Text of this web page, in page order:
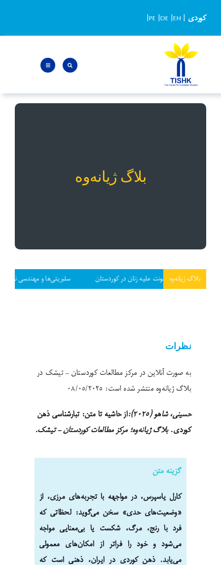
content
کوردی |
PE |DE |EN
|
بلاگ ژیانەوە
که به بررسی پرسش‌های روز و مسائل پرفراز و
نشیب کوردستان و منطقه می‌پردازد و تحت نظارت
بلاگ ژیانەوە
خشونت علیه زنان در کوردستان سلبریتی‌ها و مهندسی ناسیونالیسم ایرانی
نظرات
به صورت آنلاین در مرکز مطالعات کوردستان – تیشک در
بلاگ ژیانەوە منتشر شده است: ٠٨/٠٥/٢٠٢٥
حسینی، شاهو (٢٠٢٥):
از حاشیه تا متن: تبارشناسی ذهن
کوردی. بلاگ ژیانەوە؛ مرکز مطالعات کوردستان – تیشک.
گزینه متن
کارل یاسپرس، در مواجهه با تجربه‌های مرزی، از
«وضعیت‌های حدی» سخن می‌گوید: لحظاتی که
فرد با رنج، مرگ، شکست یا بی‌معنایی مواجه
می‌شود و خود را فراتر از امکان‌های معمولی
می‌یابد. ذهن کوردی در ایران، ذهنی است که